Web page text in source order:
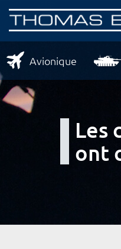
Avionique
Les
ont